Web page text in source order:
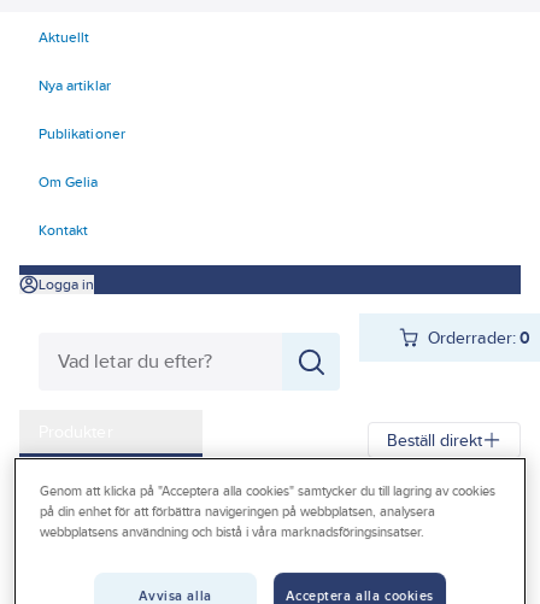
Aktuellt
Nya artiklar
Publikationer
Om Gelia
Kontakt
Logga in
Orderrader:0
Outlet
Beställ direkt
Gelia Produkter Gelia El Belysning
Interiörarmaturer
LED-lister & slingor
GELIA - LIGHT 4 HOME
Genom att klicka på "Acceptera alla cookies" samtycker du till lagring av cookies
på din enhet för att förbättra navigeringen på webbplatsen, analysera
webbplatsens användning och bistå i våra marknadsföringsinsatser.
Avvisa alla Acceptera alla cookies